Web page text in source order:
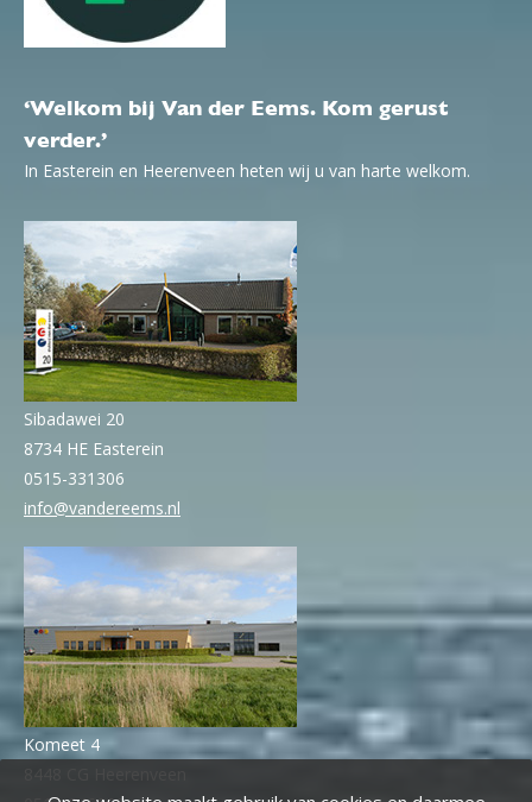
‘Welkom bij Van der Eems. Kom gerust
verder.’
In Easterein en Heerenveen heten wij u van harte welkom.
Sibadawei 20
8734 HE Easterein
0515-331306
info@vandereems.nl
Komeet 4